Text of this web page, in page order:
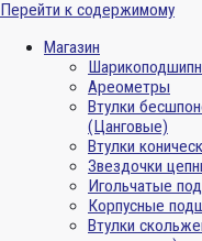
Перейти к содержимому
Магазин
Ареометры
Втулки
(Цанговые)
Втулки
Звездочки
Игольчатые
Корпусные
Втулки